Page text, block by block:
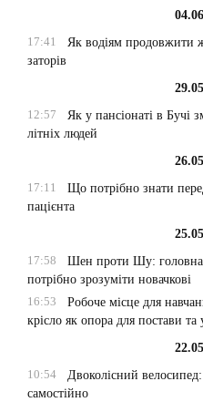
17:41
Як водіям продовжити
заторів
12:57
Як у пансіонаті в Бучі
літніх людей
17:11
Що потрібно знати
пацієнта
17:58
Шен проти Шу: головна
потрібно зрозуміти новачкові
16:53
Робоче місце для
крісло як опора для постави та
10:54
Двоколісний
самостійно